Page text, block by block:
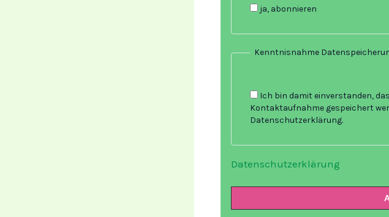
ja, abonnieren
Kenntnisnahme
Ich bin damit einverstanden,
Kontaktaufnahme gespeichert
Datenschutzerklärung.
Datenschutzerklärung